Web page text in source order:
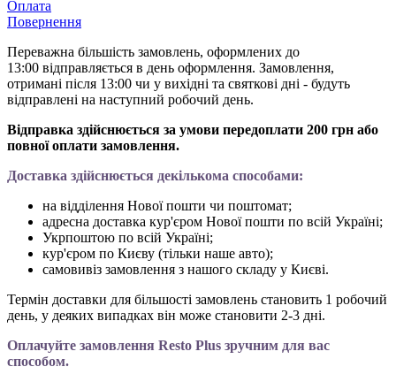
Оплата
Повернення
Переважна більшість замовлень, оформлених до
13:00 відправляється в день оформлення. Замовлення,
отримані після 13:00 чи у вихідні та святкові дні - будуть
відправлені на наступний робочий день.
Відправка здійснюється за умови передоплати 200 грн або
повної оплати замовлення.
Доставка здійснюється декількома способами:
на відділення Нової пошти чи поштомат;
адресна доставка кур'єром Нової пошти по всій Україні;
Укрпоштою по всій Україні;
кур'єром по Києву (тільки наше авто);
самовивіз замовлення з нашого складу у Києві.
Термін доставки для більшості замовлень становить 1 робочий
день, у деяких випадках він може становити 2-3 дні.
Оплачуйте замовлення Resto Plus зручним для вас
способом.